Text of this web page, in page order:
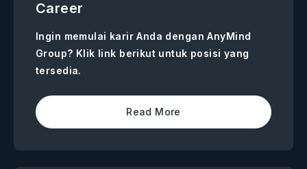
Career
Ingin memulai karir Anda dengan AnyMind
Group? Klik link berikut untuk posisi yang
tersedia.
Read More